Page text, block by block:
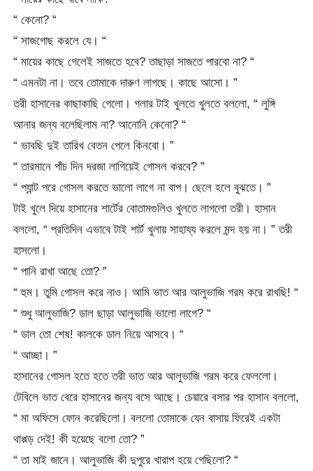
“ কেনো? “
“ সাজগোছ করলে যে। “
“ মায়ের কাছে গেলেই সাজতে হবে? তাছাড়া সাজতে পারবো না? “
“ এমনটা না। তবে তোমাকে দারুণ লাগছে। কাছে আসো। ”
তরী হাসানের কাছাকাছি গেলো। গলার টাই খুলতে খুলতে বললো, “ লুঙ্গি
আনার জন্য বলেছিলাম না? আনোনি কেনো? “
“ ভাবছি দুই তারিখ বেতন পেলে কিনবো। ”
“ তারমানে পাঁচ দিন দরজা লাগিয়েই গোসল করবে? ”
“ প্যান্ট পরে গোসল করতে ভালো লাগে না বাপ। ছেলে হলে বুঝতে। ”
টাই খুলে দিয়ে হাসানের শার্টের বোতামগুলিও খুলতে লাগলো তরী। হাসান
বললো, “ প্রতিদিন এভাবে টাই শার্ট খুলায় সাহায্য করলে মন্দ হয় না। ” তরী
হাসলো।
“ পানি রাখা আছে তো? ”
“ হুম। তুমি গোসল করে নাও। আমি ভাত আর আলুভাজি গরম করে রাখছি! “
“ শুধু আলুভাজি? ডাল ছাড়া আলুভাজি ভালো লাগে? “
“ ডাল তো শেষ! কালকে ডাল নিয়ে আসবে। “
“ আচ্ছা। ”
হাসানের গোসল হতে হতে তরী ভাত আর আলুভাজি গরম করে ফেললো।
টেবিলে ভাত বেরে হাসানের জন্য বসে আছে। চেয়ারে বসার পর হাসান বললো,
“ মা অফিসে ফোন করেছিলো। বললো তোমাকে যেন বাসায় ফিরেই একটা
থাপ্পড় দেই! কী হয়েছে বলো তো? ”
“ তা মাই জানে। আলুভাজি কী দুপুরে খারাপ হয়ে গেছিলো? “